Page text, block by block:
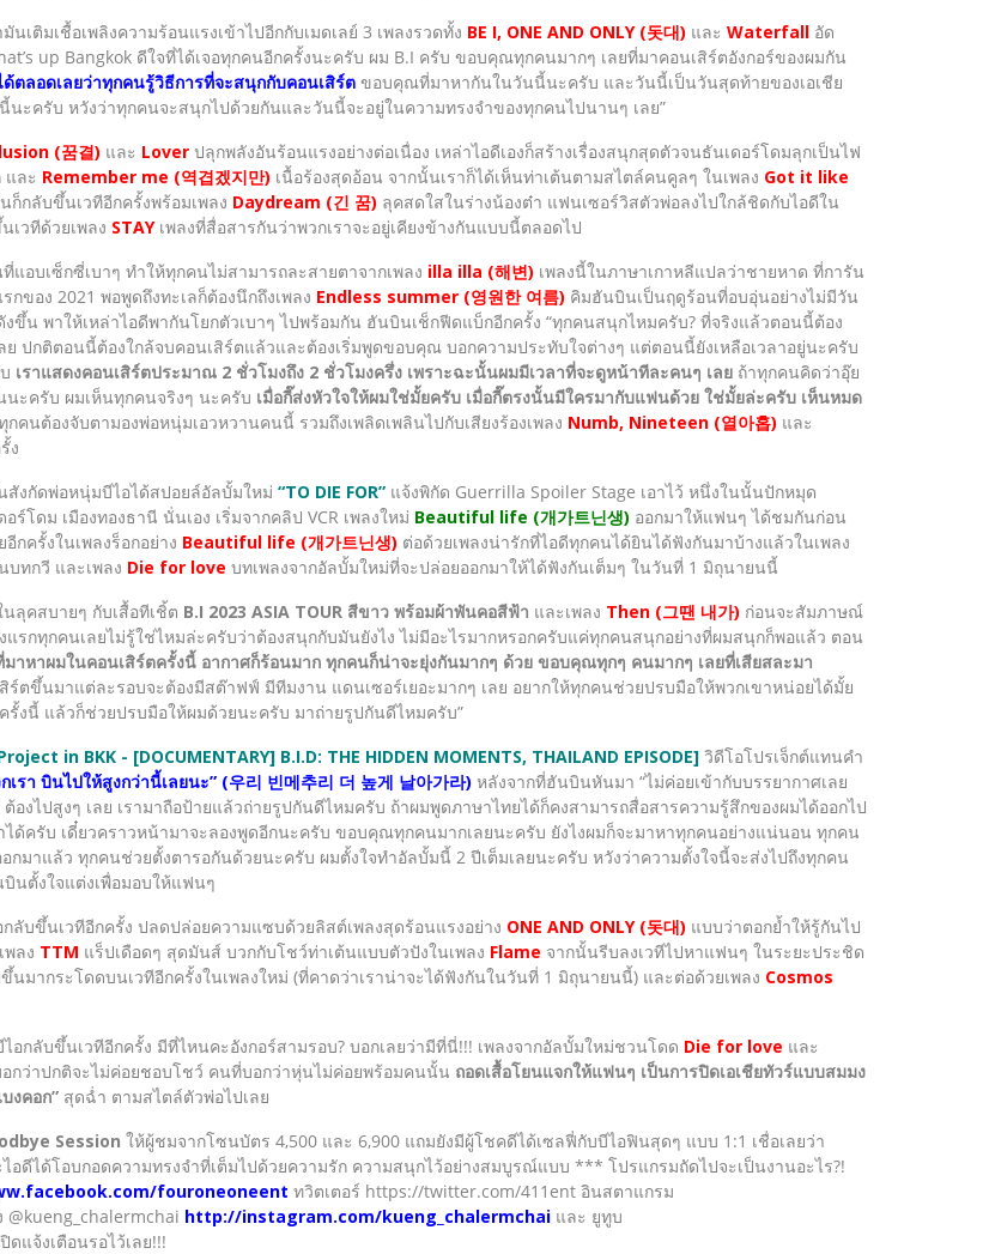
เติมเชื้อเพลิงความร้อนแรงเข้าไปอีกกับเมดเลย์ 3 เพลงรวดทั้ง BE I, ONE AND ONLY (돗대) และ Waterfall อัด
up Bangkok ดีใจที่ได้เจอทุกคนอีกครั้งนะครับ ผม B.I ครับ ขอบคุณทุกคนมากๆ เลยที่มาคอนเสิร์ตอังกอร์ของผมกัน
ตลอดเลยว่าทุกคนรู้วิธีการที่จะสนุกกับคอนเสิร์ต ขอบคุณที่มาหากันในวันนี้นะครับ และวันนี้เป็นวันสุดท้ายของเอเชีย
ะครับ หวังว่าทุกคนจะสนุกไปด้วยกันและวันนี้จะอยู่ในความทรงจำของทุกคนไปนานๆ เลย”
(꿈결) และ Lover ปลุกพลังอันร้อนแรงอย่างต่อเนื่อง เหล่าไอดีเองก็สร้างเรื่องสนุกสุดตัวจนธันเดอร์โดมลุกเป็นไฟ
และ Remember me (역겹겠지만) เนื้อร้องสุดอ้อน จากนั้นเราก็ได้เห็นท่าเต้นตามสไตล์คนคูลๆ ในเพลง Got it like
กลับขึ้นเวทีอีกครั้งพร้อมเพลง Daydream (긴 꿈) ลุคสดใสในร่างน้องต๋า แฟนเซอร์วิสตัวพ่อลงไปใกล้ชิดกับไอดีใน
เวทีด้วยเพลง STAYเพลงที่สื่อสารกันว่าพวกเราจะอยู่เคียงข้างกันแบบนี้ตลอดไป
บเซ็กซี่เบาๆ ทำให้ทุกคนไม่สามารถละสายตาจากเพลง illa illa (해변) เพลงนี้ในภาษาเกาหลีแปลว่าชายหาด ที่การัน
ของ 2021 พอพูดถึงทะเลก็ต้องนึกถึงเพลง Endless summer (영원한 여름) คิมฮันบินเป็นฤดูร้อนที่อบอุ่นอย่างไม่มีวัน
งขึ้น พาให้เหล่าไอดีพากันโยกตัวเบาๆ ไปพร้อมกัน ฮันบินเช็กฟีดแบ็กอีกครั้ง “ทุกคนสนุกไหมครับ? ที่จริงแล้วตอนนี้ต้อง
ปกติตอนนี้ต้องใกล้จบคอนเสิร์ตแล้วและต้องเริ่มพูดขอบคุณ บอกความประทับใจต่างๆ แต่ตอนนี้ยังเหลือเวลาอยู่นะครับ
เราแสดงคอนเสิร์ตประมาณ 2 ชั่วโมงถึง 2 ชั่วโมงครึ่ง เพราะฉะนั้นผมมีเวลาที่จะดูหน้าทีละคนๆ เลย ถ้าทุกคนคิดว่าอุ๊ย
ะครับ ผมเห็นทุกคนจริงๆ นะครับ เมื่อกี๊ส่งหัวใจให้ผมใช่มั้ยครับ เมื่อกี๊ตรงนั้นมีใครมากับแฟนด้วย ใช่มั้ยล่ะครับ เห็นหมด
กคนต้องจับตามองพ่อหนุ่มเอวหวานคนนี้ รวมถึงเพลิดเพลินไปกับเสียงร้องเพลง Numb, Nineteen (열아홉) และ
ง
งกัดพ่อหนุ่มบีไอได้สปอยล์อัลบั้มใหม่ “TO DIE FOR” แจ้งพิกัด Guerrilla Spoiler Stage เอาไว้ หนึ่งในนั้นปักหมุด
ร์โดม เมืองทองธานี นั่นเอง เริ่มจากคลิป VCR เพลงใหม่ Beautiful life (개가트닌생) ออกมาให้แฟนๆ ได้ชมกันก่อน
ครั้งในเพลงร็อกอย่าง Beautiful life (개가트닌생) ต่อด้วยเพลงน่ารักที่ไอดีทุกคนได้ยินได้ฟังกันมาบ้างแล้วในเพลง
บทกวี และเพลง Die for love บทเพลงจากอัลบั้มใหม่ที่จะปล่อยออกมาให้ได้ฟังกันเต็มๆ ในวันที่ 1 มิถุนายนนี้
คสบายๆ กับเสื้อทีเชิ้ต B.I 2023 ASIA TOUR สีขาว พร้อมผ้าพันคอสีฟ้า และเพลง Then (그땐 내가) ก่อนจะสัมภาษณ์
แรกทุกคนเลยไม่รู้ใช่ไหมล่ะครับว่าต้องสนุกกับมันยังไง ไม่มีอะไรมากหรอกครับแค่ทุกคนสนุกอย่างที่ผมสนุกก็พอแล้ว ตอน
หาผมในคอนเสิร์ตครั้งนี้ อากาศก็ร้อนมาก ทุกคนก็น่าจะยุ่งกันมากๆ ด้วย ขอบคุณทุกๆ คนมากๆ เลยที่เสียสละมา
ตขึ้นมาแต่ละรอบจะต้องมีสต๊าฟฟ์ มีทีมงาน แดนเซอร์เยอะมากๆ เลย อยากให้ทุกคนช่วยปรบมือให้พวกเขาหน่อยได้มั้ย
งนี้ แล้วก็ช่วยปรบมือให้ผมด้วยนะครับ มาถ่ายรูปกันดีไหมครับ”
in BKK - [DOCUMENTARY] B.I.D: THE HIDDEN MOMENTS, THAILAND EPISODE] วิดีโอโปรเจ็กต์แทนคำ
รา บินไปให้สูงกว่านี้เลยนะ” (우리 빈메추리 더 높게 날아가라) หลังจากที่ฮันบินหันมา “ไม่ค่อยเข้ากับบรรยากาศเลย
งไปสูงๆ เลย เรามาถือป้ายแล้วถ่ายรูปกันดีไหมครับ ถ้าผมพูดภาษาไทยได้ก็คงสามารถสื่อสารความรู้สึกของผมได้ออกไป
ด้ครับ เดี๋ยวคราวหน้ามาจะลองพูดอีกนะครับ ขอบคุณทุกคนมากเลยนะครับ ยังไงผมก็จะมาหาทุกคนอย่างแน่นอน ทุกคน
มาแล้ว ทุกคนช่วยตั้งตารอกันด้วยนะครับ ผมตั้งใจทำอัลบั้มนี้ 2 ปีเต็มเลยนะครับ หวังว่าความตั้งใจนี้จะส่งไปถึงทุกคน
นตั้งใจแต่งเพื่อมอบให้แฟนๆ
บขึ้นเวทีอีกครั้ง ปลดปล่อยความแซบด้วยลิสต์เพลงสุดร้อนแรงอย่าง ONE AND ONLY (돗대) แบบว่าตอกย้ำให้รู้กันไป
พลง TTM แร็ปเดือดๆ สุดมันส์ บวกกับโชว์ท่าเต้นแบบตัวปังในเพลง Flame จากนั้นรีบลงเวทีไปหาแฟนๆ ในระยะประชิด
นมากระโดดบนเวทีอีกครั้งในเพลงใหม่ (ที่คาดว่าเราน่าจะได้ฟังกันในวันที่ 1 มิถุนายนนี้) และต่อด้วยเพลง Cosmos
ลับขึ้นเวทีอีกครั้ง มีที่ไหนคะอังกอร์สามรอบ? บอกเลยว่ามีที่นี่!!! เพลงจากอัลบั้มใหม่ชวนโดด Die for love และ
กว่าปกติจะไม่ค่อยชอบโชว์ คนที่บอกว่าหุ่นไม่ค่อยพร้อมคนนั้น ถอดเสื้อโยนแจกให้แฟนๆ เป็นการปิดเอเชียทัวร์แบบสมมง
งคอก” สุดฉ่ำ ตามสไตล์ตัวพ่อไปเลย
Session ให้ผู้ชมจากโซนบัตร 4,500 และ 6,900 แถมยังมีผู้โชคดีได้เซลฟี่กับบีไอฟินสุดๆ แบบ 1:1 เชื่อเลยว่า
อดีได้โอบกอดความทรงจำที่เต็มไปด้วยความรัก ความสนุกไว้อย่างสมบูรณ์แบบ *** โปรแกรมถัดไปจะเป็นงานอะไร?!
fouroneoneent ทวิตเตอร์ https://twitter.com/411ent อินสตาแกรม
http://instagram.com/kueng_chalermchai และ ยูทูบ
ดแจ้งเตือนรอไว้เลย!!!